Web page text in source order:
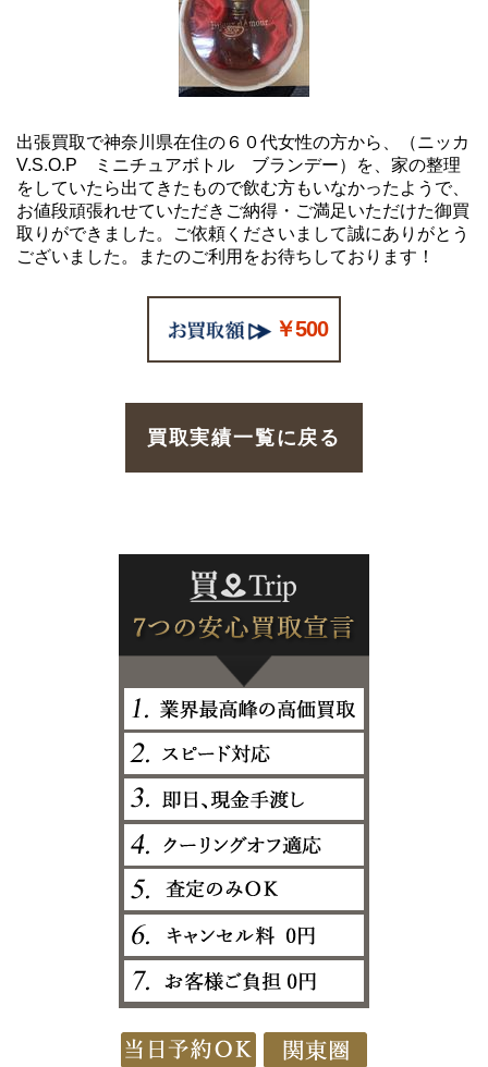
出張買取で神奈川県在住の６０代女性の方から、（ニッカ
V.S.O.P ミニチュアボトル ブランデー）を、家の整理
をしていたら出てきたもので飲む方もいなかったようで、
お値段頑張れせていただきご納得・ご満足いただけた御買
取りができました。ご依頼くださいまして誠にありがとう
ございました。またのご利用をお待ちしております！
￥500
買取実績一覧に戻る